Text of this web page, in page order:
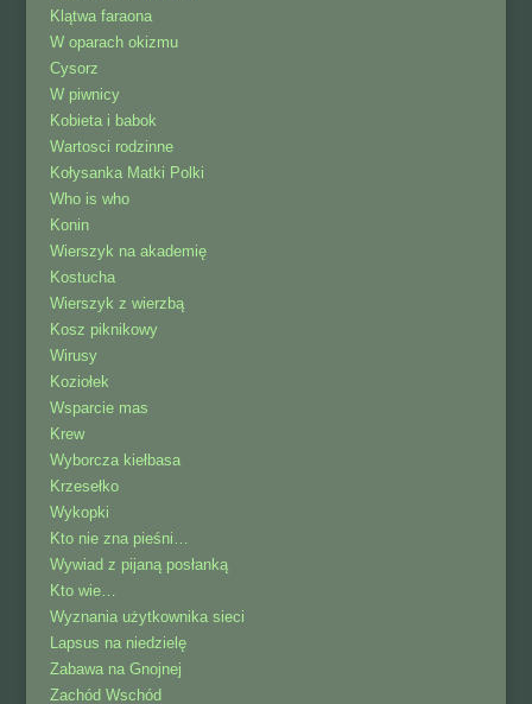
Klątwa faraona
W oparach okizmu
Cysorz
W piwnicy
Kobieta i babok
Wartosci rodzinne
Kołysanka Matki Polki
Who is who
Konin
Wierszyk na akademię
Kostucha
Wierszyk z wierzbą
Kosz piknikowy
Wirusy
Koziołek
Wsparcie mas
Krew
Wyborcza kiełbasa
Krzesełko
Wykopki
Kto nie zna pieśni…
Wywiad z pijaną posłanką
Kto wie…
Wyznania użytkownika sieci
Lapsus na niedzielę
Zabawa na Gnojnej
Zachód Wschód